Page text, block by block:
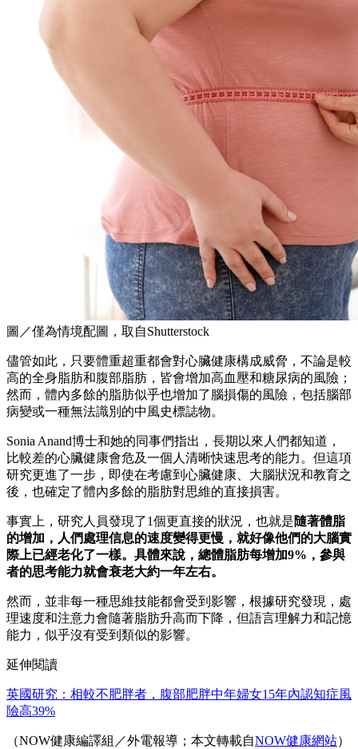
圖／僅為情境配圖，取自Shutterstock
儘管如此，只要體重超重都會對心臟健康構成威脅，不論是較
高的全身脂肪和腹部脂肪，皆會增加高血壓和糖尿病的風險；
然而，體內多餘的脂肪似乎也增加了腦損傷的風險，包括腦部
病變或一種無法識別的中風史標誌物。
Sonia Anand博士和她的同事們指出，長期以來人們都知道，
比較差的心臟健康會危及一個人清晰快速思考的能力。但這項
研究更進了一步，即使在考慮到心臟健康、大腦狀況和教育之
後，也確定了體內多餘的脂肪對思維的直接損害。
事實上，研究人員發現了1個更直接的狀況，也就是隨著體脂
的增加，人們處理信息的速度變得更慢，就好像他們的大腦實
際上已經老化了一樣。具體來說，總體脂肪每增加9% ，參與
者的思考能力就會衰老大約一年左右。
然而，並非每一種思維技能都會受到影響，根據研究發現，處
理速度和注意力會隨著脂肪升高而下降，但語言理解力和記憶
能力，似乎沒有受到類似的影響。
延伸閱讀
英國研究：相較不肥胖者，腹部肥胖中年婦女15年內認知症風
險高39%
（NOW健康編譯組／外電報導；本文轉載自NOW健康網站）